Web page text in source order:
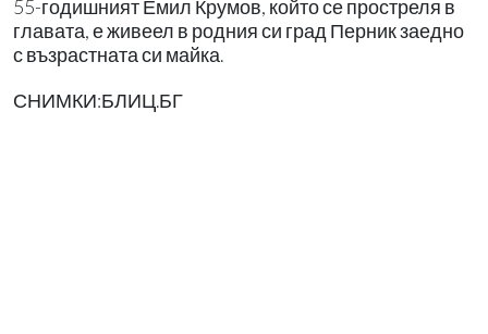
55-годишният Емил Крумов, който се простреля в
главата, е живеел в родния си град Перник заедно
с възрастната си майка.
СНИМКИ:БЛИЦ.БГ